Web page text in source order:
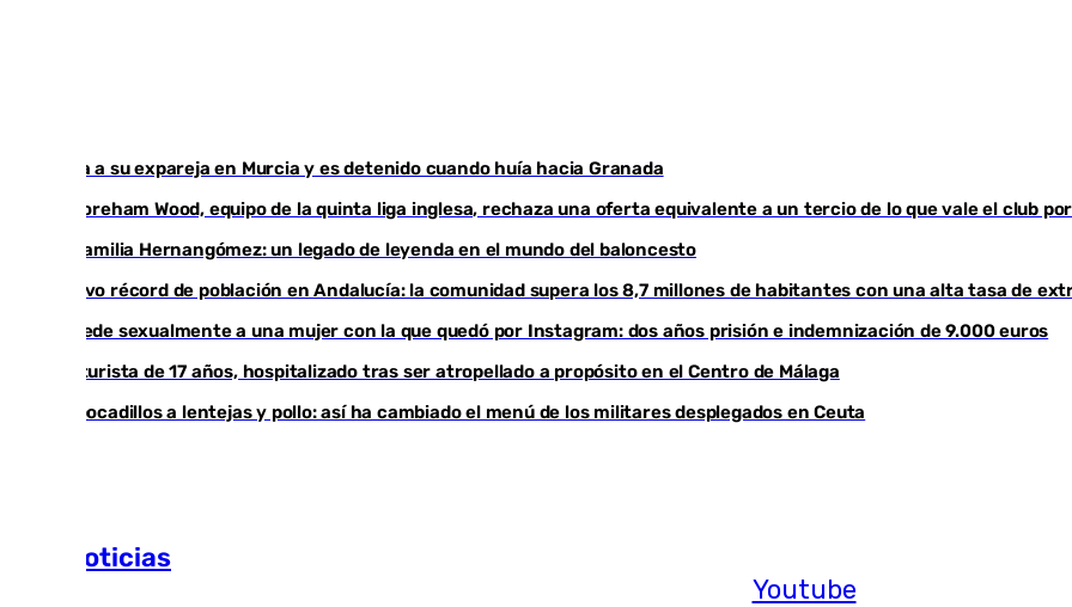
Youtube
Mata a su expareja en Murcia y es detenido cuando huía hacia Granada
El Boreham Wood, equipo de la quinta liga inglesa, rechaza una oferta equivalente a un tercio de lo que vale el club
La familia Hernangómez: un legado de leyenda en el mundo del baloncesto
Nuevo récord de población en Andalucía: la comunidad supera los 8,7 millones de habitantes con una alta tasa de
Agrede sexualmente a una mujer con la que quedó por Instagram: dos años prisión e indemnización de 9.000 euros
Un turista de 17 años, hospitalizado tras ser atropellado a propósito en el Centro de Málaga
De bocadillos a lentejas y pollo: así ha cambiado el menú de los militares desplegados en Ceuta
Más noticias